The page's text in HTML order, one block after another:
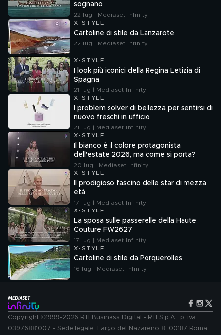
sognano
22 lug | Mediaset Infinity
X-STYLE
Cartoline di stile da Lanzarote
22 lug | Mediaset Infinity
X-STYLE
I look più iconici della Regina Letizia di
Spagna
21 lug | Mediaset Infinity
X-STYLE
I problem solver di bellezza per sentirsi di
nuovo freschi in ufficio
21 lug | Mediaset Infinity
X-STYLE
Il bianco è il colore protagonista
dell'estate 2026, ma come si porta?
20 lug | Mediaset Infinity
X-STYLE
Il prodigioso fascino delle star di mezza
età
17 lug | Mediaset Infinity
X-STYLE
La sposa sulle passerelle della Haute
Couture FW2627
17 lug | Mediaset Infinity
X-STYLE
Cartoline di stile da Porquerolles
16 lug | Mediaset Infinity
Copyright ©1999-2026 RTI Business Digital - RTI S.p.A.: p. iva
03976881007 - Sede legale: Largo del Nazareno 8, 00187 Roma.